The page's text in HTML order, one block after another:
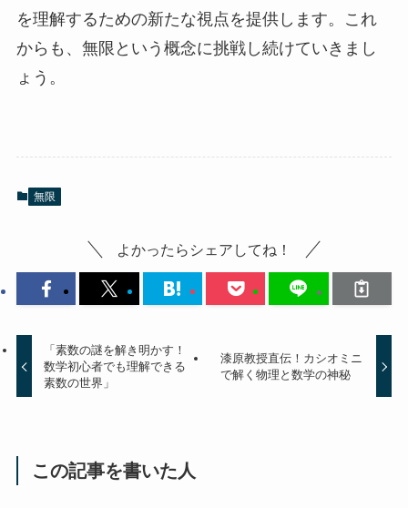
を理解するための新たな視点を提供します。これ
からも、無限という概念に挑戦し続けていきまし
ょう。
無限
よかったらシェアしてね！
「素数の謎を解き明かす！
数学初心者でも理解できる
素数の世界」
漆原教授直伝！カシオミニ
で解く物理と数学の神秘
この記事を書いた人